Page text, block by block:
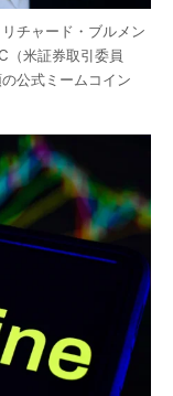
チャード・ブルメン
（米証券取引委員
公式ミームコイン